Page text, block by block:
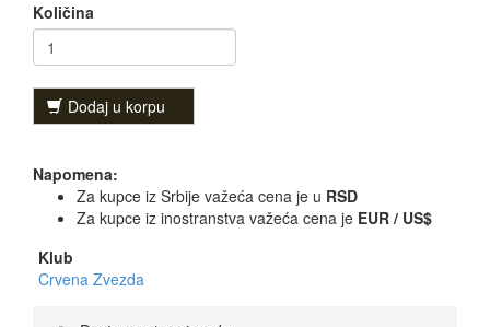
Količina
Dodaj u korpu
Napomena:
Za kupce iz Srbije važeća cena je u RSD
Za kupce iz inostranstva važeća cena je EUR / US$
Klub
Crvena Zvezda